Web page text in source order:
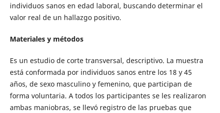
individuos sanos en edad laboral, buscando determinar el
valor real de un hallazgo positivo.
Materiales y métodos
Es un estudio de corte transversal, descriptivo. La muestra
está conformada por individuos sanos entre los 18 y 45
años, de sexo masculino y femenino, que participan de
forma voluntaria. A todos los participantes se les realizaron
ambas maniobras, se llevó registro de las pruebas que